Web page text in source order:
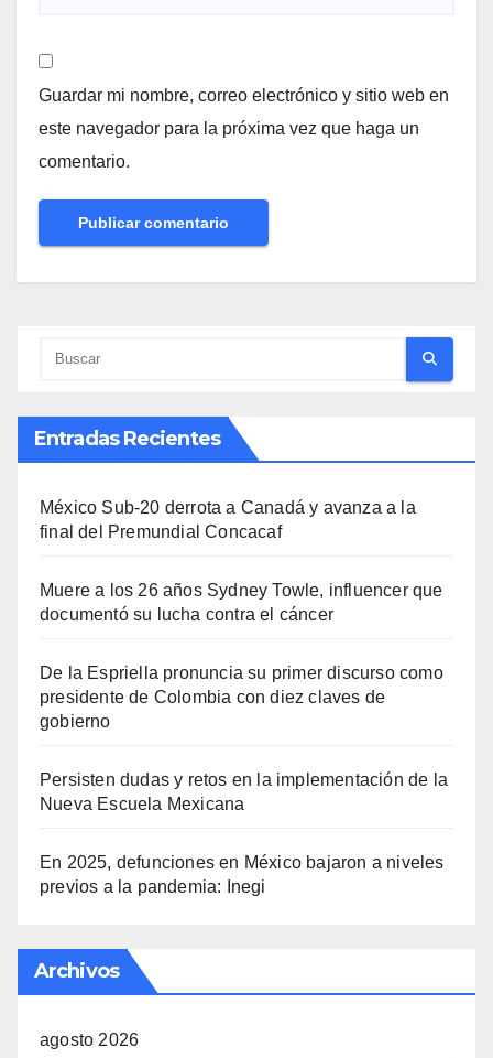
Guardar mi nombre, correo electrónico y sitio web en
este navegador para la próxima vez que haga un
comentario.
Entradas Recientes
México Sub-20 derrota a Canadá y avanza a la
final del Premundial Concacaf
Muere a los 26 años Sydney Towle, influencer que
documentó su lucha contra el cáncer
De la Espriella pronuncia su primer discurso como
presidente de Colombia con diez claves de
gobierno
Persisten dudas y retos en la implementación de la
Nueva Escuela Mexicana
En 2025, defunciones en México bajaron a niveles
previos a la pandemia: Inegi
Archivos
agosto 2026